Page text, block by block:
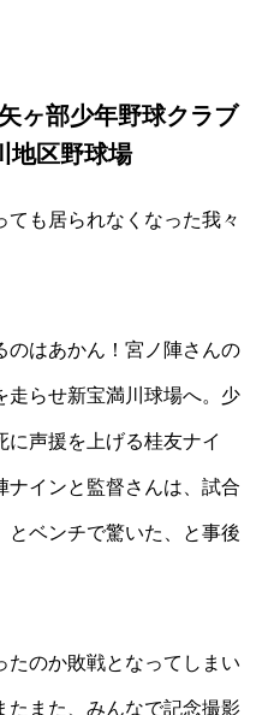
ヶ部少年野球クラブ
地区野球場
も居られなくなった我々
のはあかん！宮ノ陣さんの
走らせ新宝満川球場へ。少
に声援を上げる桂友ナイ
ナインと監督さんは、試合
とベンチで驚いた、と事後
たのか敗戦となってしまい
たまた、みんなで記念撮影